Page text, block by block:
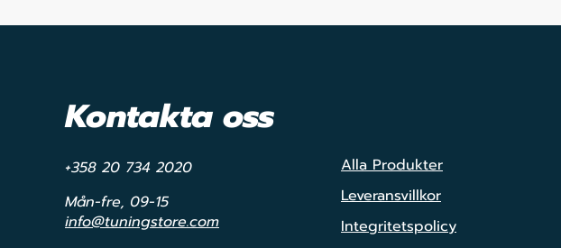
Kontakta oss
+358 20 734 2020
Mån-fre, 09-15
info@tuningstore.com
Alla Produkter
Leveransvillkor
Integritetspolicy